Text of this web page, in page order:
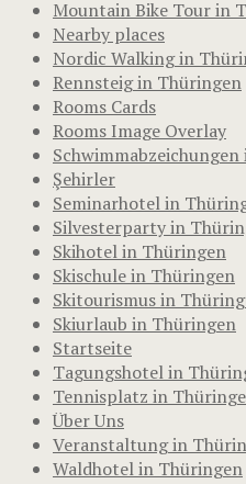
Mountain Bike Tour in
Nearby places
Nordic Walking in
Rennsteig in Thüringen
Rooms Cards
Rooms Image Overlay
Şehirler
Seminarhotel in
Silvesterparty in
Skihotel in Thüringen
Skischule in Thüringen
Skitourismus in
Skiurlaub in Thüringen
Startseite
Tagungshotel in
Tennisplatz in
Über Uns
Veranstaltung in
Waldhotel in Thüringen